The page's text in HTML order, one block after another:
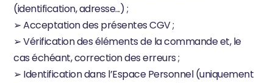
(identification, adresse...) ;
➢ Acceptation des présentes CGV ;
➢ Vérification des éléments de la commande et, le
cas échéant, correction des erreurs ;
➢ Identification dans l’Espace Personnel (uniquement